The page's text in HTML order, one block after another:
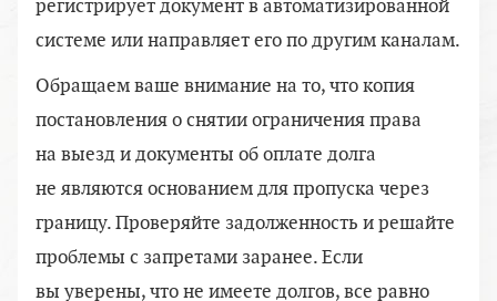
регистрирует документ в автоматизированной
системе или направляет его по другим каналам.
Обращаем ваше внимание на то, что копия
постановления о снятии ограничения права
на выезд и документы об оплате долга
не являются основанием для пропуска через
границу. Проверяйте задолженность и решайте
проблемы с запретами заранее. Если
вы уверены, что не имеете долгов, все равно